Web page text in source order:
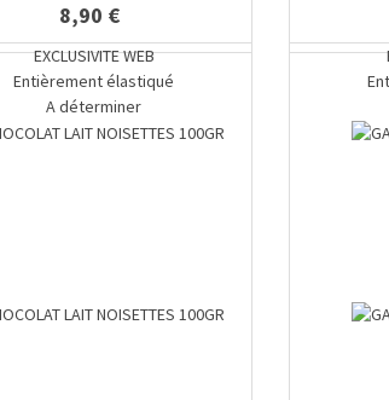
8,90 €
EXCLUSIVITE WEB
Entièrement élastiqué
A déterminer